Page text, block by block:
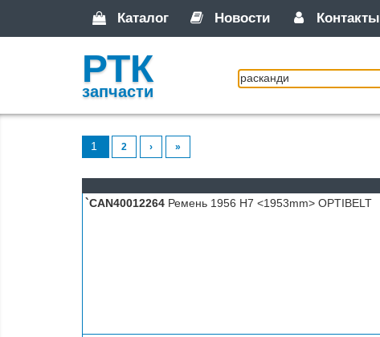
Каталог Новости Контакты
РТК
запчасти
1 2 › »
`CAN40012264 Ремень 1956 H7 <1953mm> OPTIBELT